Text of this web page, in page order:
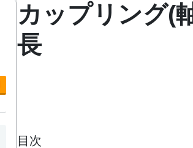
カップリング(
長
目次